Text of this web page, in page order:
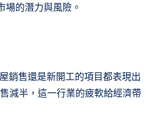
的潛力與風險。
銷售還是新開工的項目都表現出
減半，這一行業的疲軟給經濟帶